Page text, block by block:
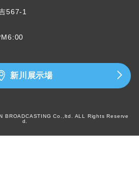
567-1
新川展示場
BROADCASTING Co.,ltd. ALL Rights Reserve
d.